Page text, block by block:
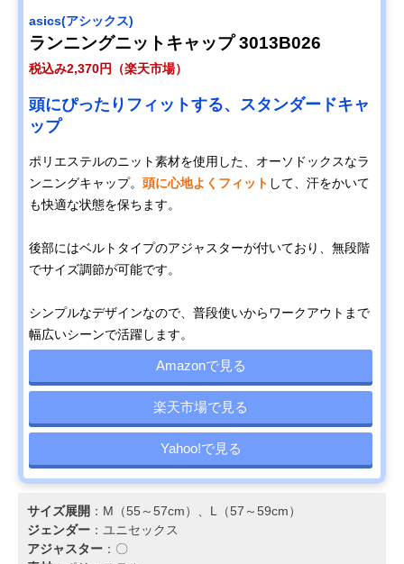
asics(アシックス)
ランニングニットキャップ 3013B026
税込み2,370円（楽天市場）
頭にぴったりフィットする、スタンダードキャ
ップ
ポリエステルのニット素材を使用した、オーソドックスなラ
ンニングキャップ。 頭に心地よくフィット して、汗をかいて
も快適な状態を保ちます。
後部にはベルトタイプのアジャスターが付いており、無段階
でサイズ調節が可能です。
シンプルなデザインなので、普段使いからワークアウトまで
幅広いシーンで活躍します。
Amazonで見る
楽天市場で見る
Yahoo!で見る
サイズ展開 ：M（55～57cm）、L（57～59cm）
ジェンダー ：ユニセックス
アジャスター ：〇